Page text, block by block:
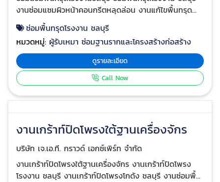
ระยอง
บริษัท เจ.เอ.ที. กราวด์ เอกซ์เพิร์ท จำกัด
ซ่อมรอยร้าวพื้นคอนกรีตโรงงาน ระยอง ซ่อมรอยร้าวพื้น
คอนกรีตโกดัง ระยอง งานซ่อม เคลือบพื้นผิวคอนกรีต การ
ซ่อม เคลือบพื้นผิวคอนกรีต มีวัสดุหลากหลายให้เลือกใช้
ทั้งนี้ขึ้นอยู่กับวัตถุประสงค์การใช้งานของพื้นที่ดังกล่าว รับ
ซ่อมพื้นโรงงาน โกดัง ระยอง บริษัท J.A.T. GROUND
EXPERT เป็นบริษัทที่ดำเนินธุรกิจเกี่ยวกับการปรับปรุง
สภาพดิน (Soil Improvement), แก้ไขปัญหาการทรุดตัว
ท์ติ้ง( grouting ) วัสดุประเภทต่างๆ อาทิเช่น ซีเมนค์มวล
ยูรีเทน(Polyurethen) ที่ใช้ในงานยกปรับระดับพื้นคอนกรีต
โครงสร้างต่างๆ และรวมถึงการนำมาใช้เป็นวัสดุฉนวนกัน
ความร้อน
ซ่อมรอยร้าวพื้นคอนกรีตโกดัง ระยอง
หมวดหมู่:ผู้รับเหมา ซ่อมฐานรากและโครงสร้างก่อสร้าง
ดูรายละเอียด